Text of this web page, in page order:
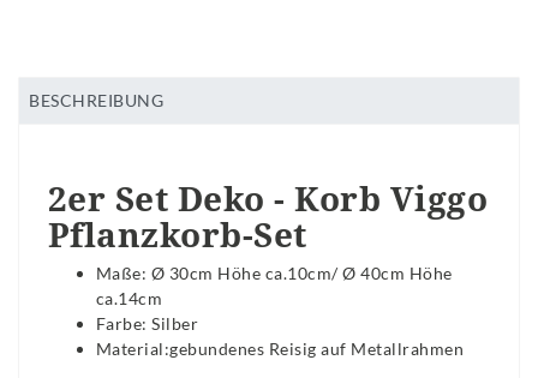
BESCHREIBUNG
2er Set Deko - Korb Viggo
Pflanzkorb-Set
Maße: Ø 30cm Höhe ca.10cm/ Ø 40cm Höhe
ca.14cm
Farbe: Silber
Material:gebundenes Reisig auf Metallrahmen